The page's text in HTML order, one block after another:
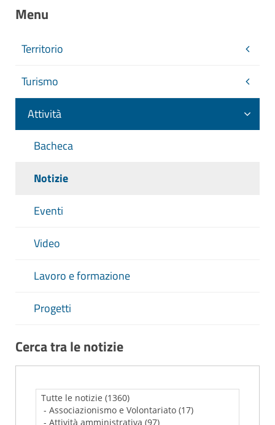
Menu
Territorio
Turismo
Attività
Bacheca
Notizie
Eventi
Video
Lavoro e formazione
Progetti
Cerca tra le notizie